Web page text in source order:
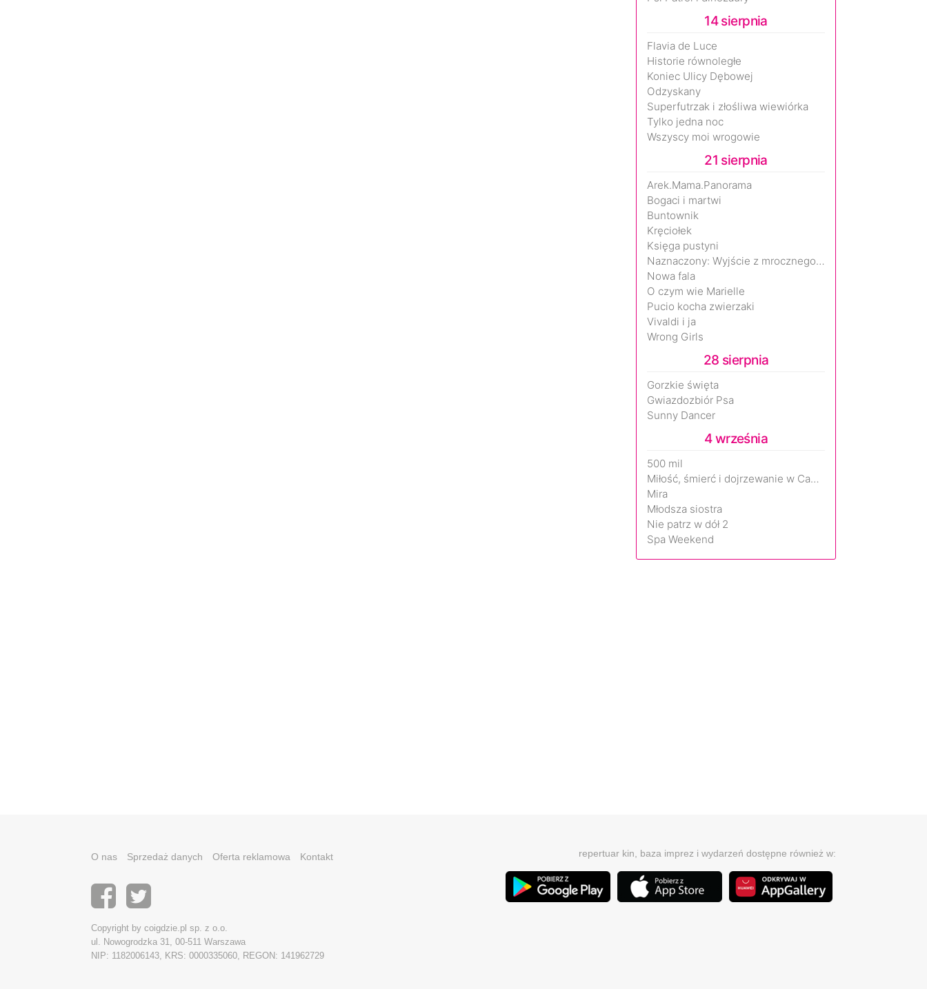
14 sierpnia
Flavia de Luce
Historie równoległe
Koniec Ulicy Dębowej
Odzyskany
Superfutrzak i złośliwa wiewiórka
Tylko jedna noc
Wszyscy moi wrogowie
21 sierpnia
Arek.Mama.Panorama
Bogaci i martwi
Buntownik
Kręciołek
Księga pustyni
Naznaczony: Wyjście z mrocznego wymiaru
Nowa fala
O czym wie Marielle
Pucio kocha zwierzaki
Vivaldi i ja
Wrong Girls
28 sierpnia
Gorzkie święta
Gwiazdozbiór Psa
Sunny Dancer
4 września
500 mil
Miłość, śmierć i dojrzewanie w Camp Miasma
Mira
Młodsza siostra
Nie patrz w dół 2
Spa Weekend
O nas Sprzedaż danych Oferta reklamowa Kontakt
Copyright by coigdzie.pl sp. z o.o.
ul. Nowogrodzka 31, 00-511 Warszawa
NIP: 1182006143, KRS: 0000335060, REGON: 141962729
repertuar kin, baza imprez i wydarzeń dostępne również w: